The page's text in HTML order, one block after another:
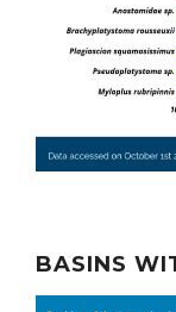
BASINS